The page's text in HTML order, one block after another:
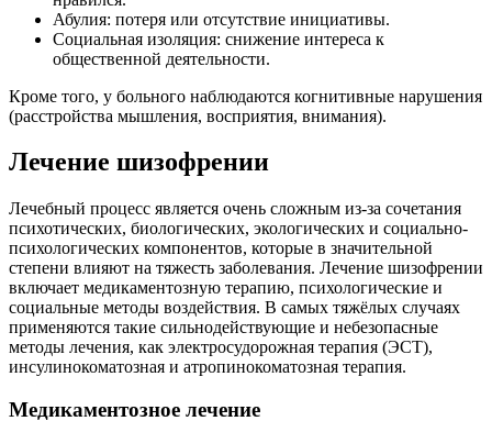
Абулия: потеря или отсутствие инициативы.
Социальная изоляция: снижение интереса к
общественной деятельности.
Кроме того, у больного наблюдаются когнитивные нарушения
(расстройства мышления, восприятия, внимания).
Лечение шизофрении
Лечебный процесс является очень сложным из-за сочетания
психотических, биологических, экологических и социально-
психологических компонентов, которые в значительной
степени влияют на тяжесть заболевания. Лечение шизофрении
включает медикаментозную терапию, психологические и
социальные методы воздействия. В самых тяжёлых случаях
применяются такие сильнодействующие и небезопасные
методы лечения, как электросудорожная терапия (ЭСТ),
инсулинокоматозная и атропинокоматозная терапия.
Медикаментозное лечение